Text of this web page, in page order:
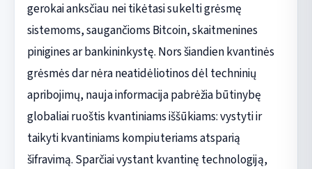
gerokai anksčiau nei tikėtasi sukelti grėsmę
sistemoms, saugančioms Bitcoin, skaitmenines
pinigines ar bankininkystę. Nors šiandien kvantinės
grėsmės dar nėra neatidėliotinos dėl techninių
apribojimų, nauja informacija pabrėžia būtinybę
globaliai ruoštis kvantiniams iššūkiams: vystyti ir
taikyti kvantiniams kompiuteriams atsparią
šifravimą. Sparčiai vystant kvantinę technologiją,